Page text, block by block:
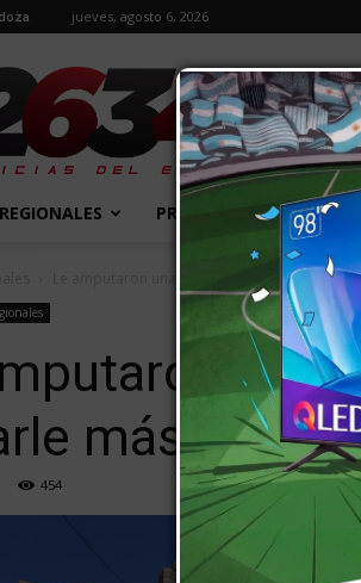
jueves, agosto 6, 2026
REGIONALES PROVINCIALES EXTRA!
Le amputaron una pierna y el Perrupato
una
más de
454